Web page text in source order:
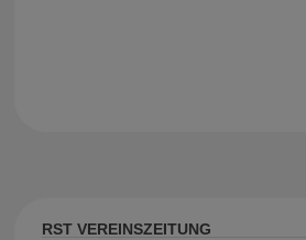
RST VEREINSZEITUNG